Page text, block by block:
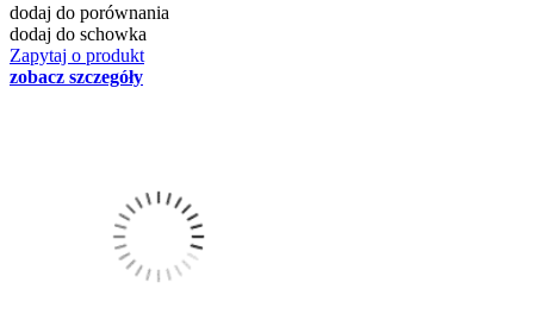
dodaj do porównania
dodaj do schowka
Zapytaj o produkt
zobacz szczegóły